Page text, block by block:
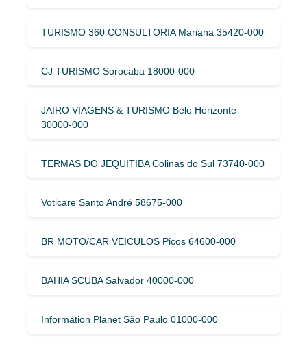
TURISMO 360 CONSULTORIA Mariana 35420-000
CJ TURISMO Sorocaba 18000-000
JAIRO VIAGENS & TURISMO Belo Horizonte
30000-000
TERMAS DO JEQUITIBA Colinas do Sul 73740-000
Voticare Santo André 58675-000
BR MOTO/CAR VEICULOS Picos 64600-000
BAHIA SCUBA Salvador 40000-000
Information Planet São Paulo 01000-000